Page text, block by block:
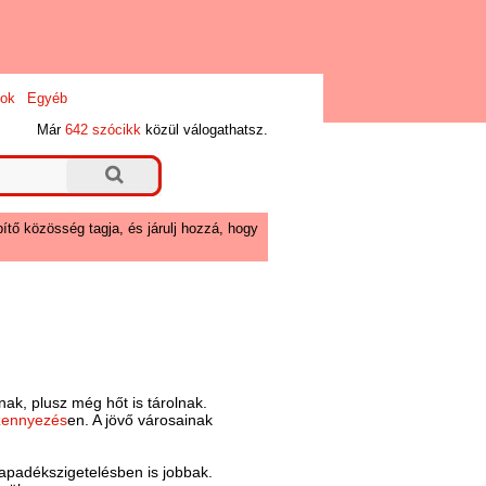
Egyéb
Már642 szócikk közül válogathatsz.
közösség tagja, és járulj hozzá, hogy
plusz még hőt is tárolnak.
en. A jövő városainak
is jobbak.